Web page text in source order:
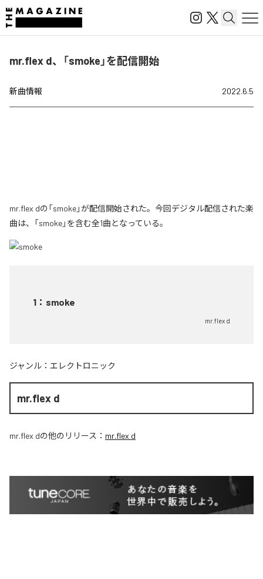
mr.flex d、「smoke」を配信開始
新曲情報 2022.6.5
mr.flex dの「smoke」が配信開始された。今回デジタル配信された楽
曲は、「smoke」を含む全1曲となっている。
1 ： smoke
mr.flex d
ジャンル： エレクトロニック
mr.flex d
mr.flex dの他のリリース： mr.flex d